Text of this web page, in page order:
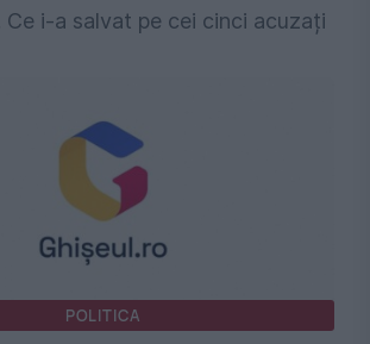
Ce i-a salvat pe cei cinci acuzați
POLITICA